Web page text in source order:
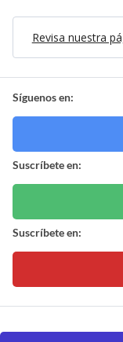
Revisa nuestra
Síguenos en:
Suscríbete en:
Suscríbete en: